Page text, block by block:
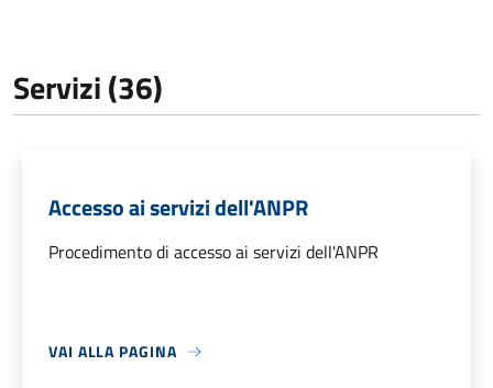
Servizi (36)
Accesso ai servizi dell'ANPR
Procedimento di accesso ai servizi dell'ANPR
VAI ALLA PAGINA